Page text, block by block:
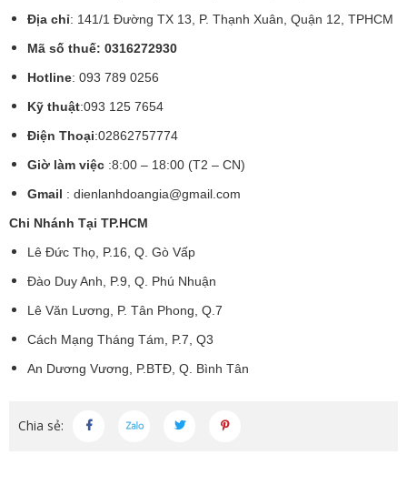
Địa chỉ: 141/1 Đường TX 13, P. Thạnh Xuân, Quận 12, TPHCM
Mã số thuế: 0316272930
Hotline: 093 789 0256
Kỹ thuật:093 125 7654
Điện Thoại:02862757774
Giờ làm việc :8:00 – 18:00 (T2 – CN)
Gmail : dienlanhdoangia@gmail.com
Chi Nhánh Tại TP.HCM
Lê Đức Thọ, P.16, Q. Gò Vấp
Đào Duy Anh, P.9, Q. Phú Nhuận
Lê Văn Lương, P. Tân Phong, Q.7
Cách Mạng Tháng Tám, P.7, Q3
An Dương Vương, P.BTĐ, Q. Bình Tân
Chia sẻ: